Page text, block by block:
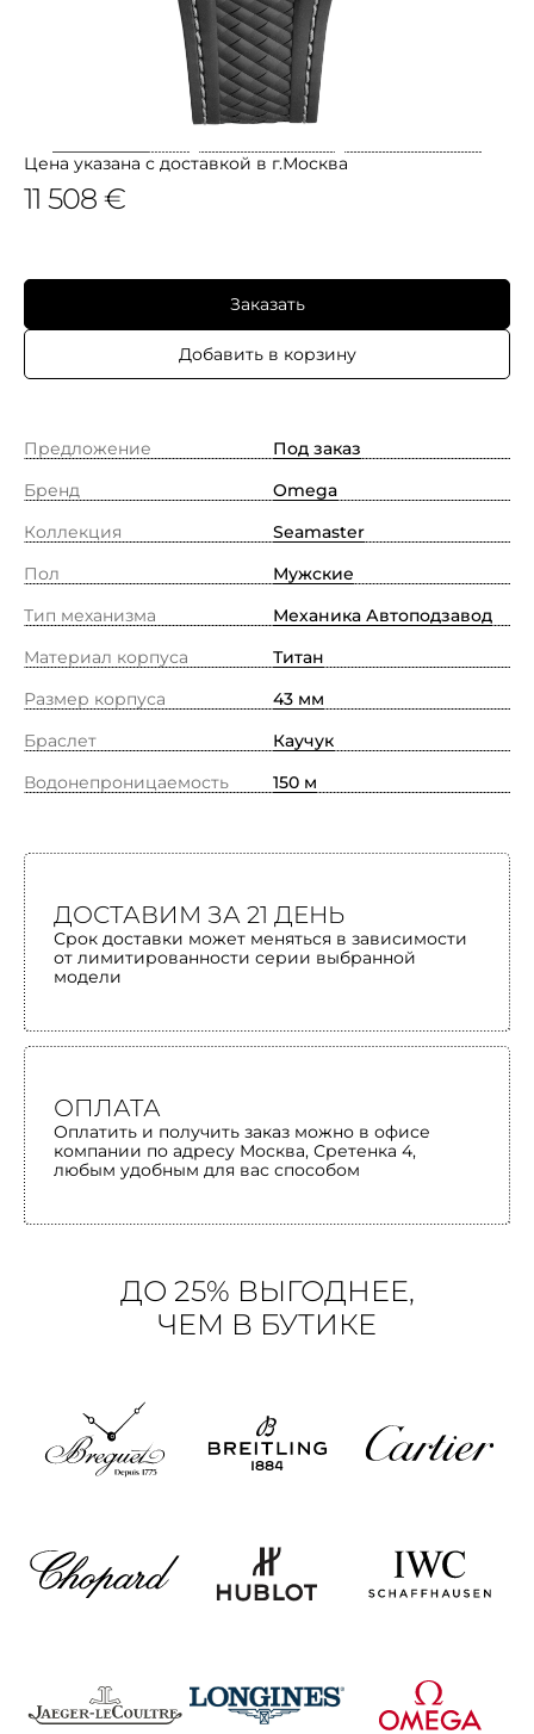
Цена указана с доставкой в г.Москва
11 508 €
Заказать
Добавить в корзину
Предложение
Под заказ
Бренд
Omega
Коллекция
Seamaster
Пол
Мужские
Тип механизма
Механика Автоподзавод
Материал корпуса
Титан
Размер корпуса
43 мм
Браслет
Каучук
Водонепроницаемость
150 м
ДОСТАВИМ ЗА 21 ДЕНЬ
Срок доставки может меняться в зависимости
от лимитированности серии выбранной
модели
ОПЛАТА
Оплатить и получить заказ можно в офисе
компании по адресу Москва, Сретенка 4,
любым удобным для вас способом
ДО 25% ВЫГОДНЕЕ,
ЧЕМ В БУТИКЕ